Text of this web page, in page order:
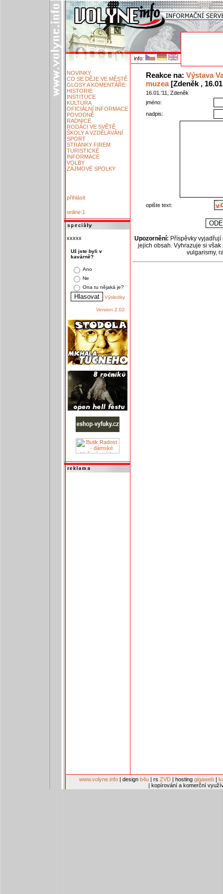
info:
NOVINKY
CO SE DĚJE VE MĚSTĚ
GLOSY A KOMENTÁŘE
HISTORIE
INSTITUCE
KULTURA
OFICIÁLNÍ INFORMACE
POVODNĚ
RADNICE
RODÁCI VE SVĚTĚ
ŠKOLY A VZDĚLÁVÁNÍ
SPORT
STRÁNKY FIREM
TURISTICKÉ
INFORMACE
VOLBY
ZÁJMOVÉ SPOLKY
přihlásit
online:1
xxxxx
Už jste byli v
kavárně?
Ano
Ne
Ona tu nějaká je?
Výsledky
Version 2.02
Reakce na: Výstava
muzea[Zdeněk ,
16.01.'11, Zdeněk
jméno:
nadpis:
opište text:
Upozornění: Příspěvky
jejich obsah. Vyhrazuje si
vulgarismy,
www.volyne.info | design b4u | rs ZVD | hosting gigaweb |
| kopírování a komerční